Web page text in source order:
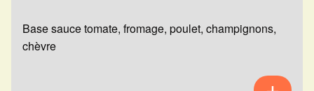
Base sauce tomate, fromage, poulet, champignons,
chèvre